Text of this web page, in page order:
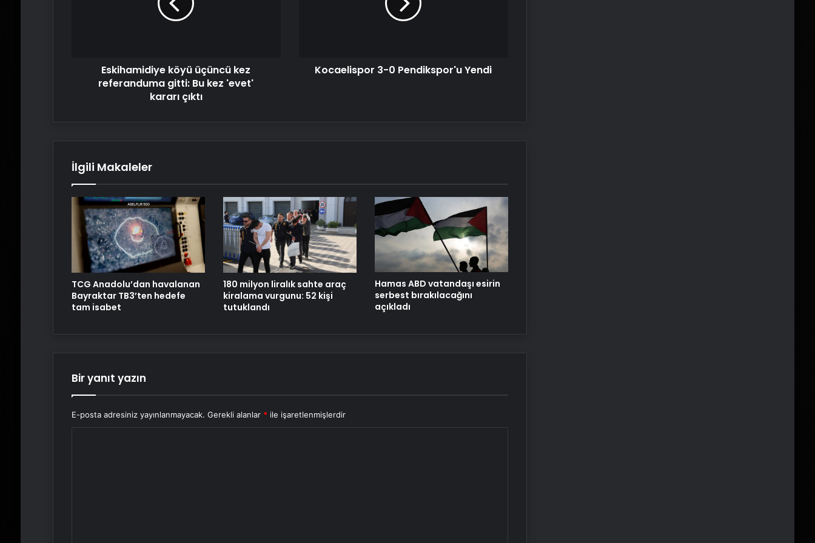
Bigo Elmas Bayi – Güvenli, Hızlı ve
Uygun Fiyatlı Elmas Satın Almanın
Yeni Adresi
Datahost İle Güvenilir Sunucu
Hizmetleri
Eskihamidiye köyü üçüncü kez
referanduma gitti: Bu kez 'evet'
kararı çıktı
Kocaelispor 3-0 Pendikspor'u Yendi
İlgili Makaleler
TCG Anadolu’dan havalanan
Bayraktar TB3’ten hedefe
tam isabet
180 milyon liralık sahte araç
kiralama vurgunu: 52 kişi
tutuklandı
Hamas ABD vatandaşı esirin
serbest bırakılacağını
açıkladı
Bir yanıt yazın
E-posta adresiniz yayınlanmayacak. Gerekli alanlar * ile işaretlenmişlerdir